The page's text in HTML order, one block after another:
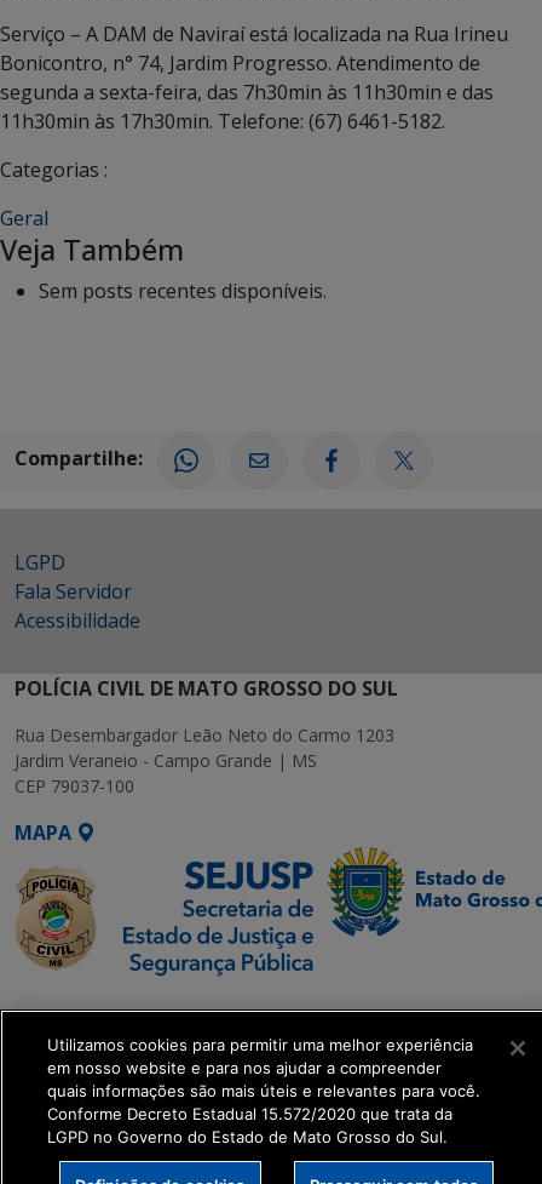
Serviço – A DAM de Naviraí está localizada na Rua Irineu
Bonicontro, n° 74, Jardim Progresso. Atendimento de
segunda a sexta-feira, das 7h30min às 11h30min e das
11h30min às 17h30min. Telefone: (67) 6461-5182.
Categorias :
Geral
Veja Também
Sem posts recentes disponíveis.
Compartilhe:
LGPD
Fala Servidor
Acessibilidade
POLÍCIA CIVIL DE MATO GROSSO DO SUL
Rua Desembargador Leão Neto do Carmo 1203
Jardim Veraneio - Campo Grande | MS
CEP 79037-100
MAPA
SETDIG | Secretaria-
Executiva de
Transformação Digital
get_footer();
Utilizamos cookies para permitir uma melhor experiência
em nosso website e para nos ajudar a compreender
quais informações são mais úteis e relevantes para você.
Conforme Decreto Estadual 15.572/2020 que trata da
LGPD no Governo do Estado de Mato Grosso do Sul.